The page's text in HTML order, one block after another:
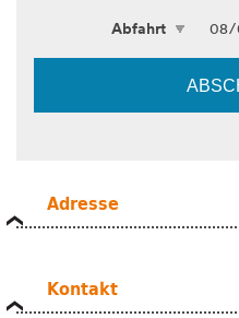
Adresse
Kontakt